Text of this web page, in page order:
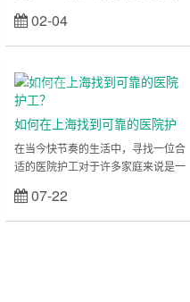
官移植、风湿免疫科等领域的顶尖实
力 5 及庞大的诊疗量，承载着众多
间生活照护与医疗康复的双重需求，
家属常因工作、地域等原因分身乏
术。上海爱之缘家政精准对接仁济医
院的临床特点与“免陪照护服务”的试
点趋势 3 4 ，提供高度专业化、定制
化的仁济医院住院陪护陪诊服……
02-04
上海医院护
工
如何在上海找到可靠的医院护
工？
在当今快节奏的生活中，寻找一位合
适的医院护工对于许多家庭来说是一
大都市中，医疗服务的需求量巨大，
而优秀的护工资源显得尤为珍贵。那
07-22